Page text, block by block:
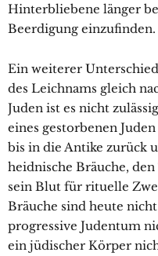
Hinterbliebene länger
Beerdigung einzufinden.
Ein weiterer
des Leichnams gleich
Juden ist es nicht
eines gestorbenen
bis in die Antike zurück
heidnische Bräuche,
sein Blut für rituelle
Bräuche sind heute
progressive Judentum
ein jüdischer Körper